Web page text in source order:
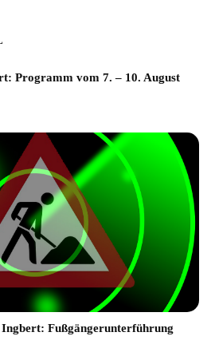
Programm vom 7. – 10. August
Fußgängerunterführung